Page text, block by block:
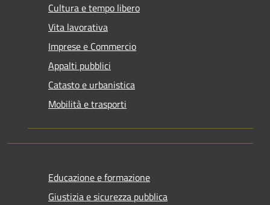
Cultura e tempo libero
Vita lavorativa
Imprese e Commercio
Appalti pubblici
Catasto e urbanistica
Mobilità e trasporti
Educazione e formazione
Giustizia e sicurezza pubblica